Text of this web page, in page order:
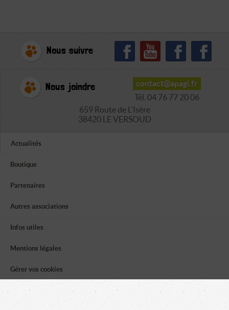
Nous suivre
Nous joindre
contact@apagi.fr
Tél. 04 76 77 20 06
659 Route de L'Isère
38420 LE VERSOUD
Actualités
Boutique
Partenaires
Autres associations
Infos utiles
Mentions légales
Gérer vos cookies